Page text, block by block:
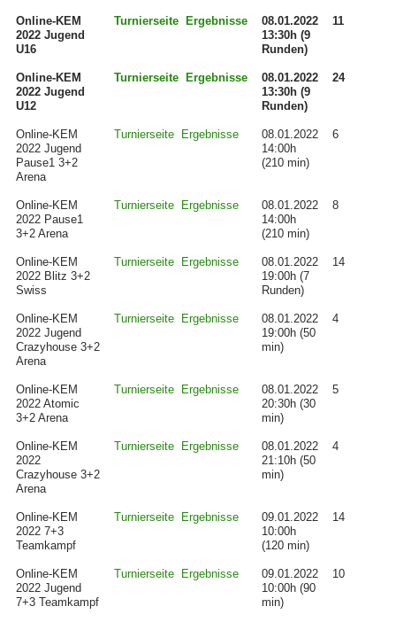
Online-KEM
2022 Jugend
U16
Turnierseite Ergebnisse
08.01.2022
13:30h (9
Runden)
11
Online-KEM
2022 Jugend
U12
Turnierseite Ergebnisse
08.01.2022
13:30h (9
Runden)
24
Online-KEM
2022 Jugend
Pause1 3+2
Arena
Turnierseite Ergebnisse
08.01.2022
14:00h
(210 min)
6
Online-KEM
2022 Pause1
3+2 Arena
Turnierseite Ergebnisse
08.01.2022
14:00h
(210 min)
8
Online-KEM
2022 Blitz 3+2
Swiss
Turnierseite Ergebnisse
08.01.2022
19:00h (7
Runden)
14
Online-KEM
2022 Jugend
Crazyhouse 3+2
Arena
Turnierseite Ergebnisse
08.01.2022
19:00h (50
min)
4
Online-KEM
2022 Atomic
3+2 Arena
Turnierseite Ergebnisse
08.01.2022
20:30h (30
min)
5
Online-KEM
2022
Crazyhouse 3+2
Arena
Turnierseite Ergebnisse
08.01.2022
21:10h (50
min)
4
Online-KEM
2022 7+3
Teamkampf
Turnierseite Ergebnisse
09.01.2022
10:00h
(120 min)
14
Online-KEM
2022 Jugend
7+3 Teamkampf
Turnierseite Ergebnisse
09.01.2022
10:00h (90
min)
10